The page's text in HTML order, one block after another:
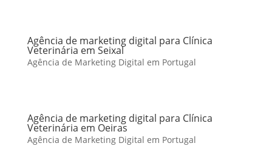
Agência de marketing digital para Clínica
Veterinária em Seixal
Agência de Marketing Digital em Portugal
Agência de marketing digital para Clínica
Veterinária em Oeiras
Agência de Marketing Digital em Portugal